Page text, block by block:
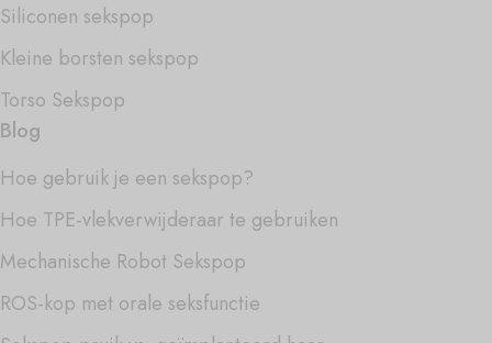
Siliconen sekspop
Kleine borsten sekspop
Torso Sekspop
Blog
Hoe gebruik je een sekspop?
Hoe TPE-vlekverwijderaar te gebruiken
Mechanische Robot Sekspop
ROS-kop met orale seksfunctie